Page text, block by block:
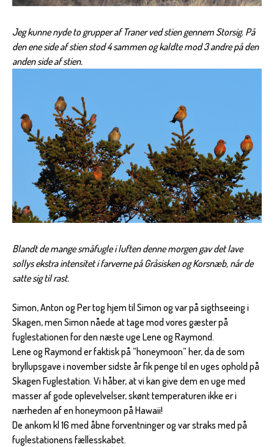
Jeg kunne nyde to grupper af Traner ved stien gennem Storsig. På
den ene side af stien stod 4 sammen og kaldte mod 3 andre på den
anden side af stien.
Blandt de mange småfugle i luften denne morgen gav det lave
sollys ekstra intensitet i farverne på Gråsisken og Korsnæb, når de
satte sig til rast.
Simon, Anton og Per tog hjem til Simon og var på sigthseeing i
Skagen, men Simon nåede at tage mod vores gæster på
fuglestationen for den næste uge Lene og Raymond.
Lene og Raymond er faktisk på ”honeymoon” her, da de som
bryllupsgave i november sidste år fik penge til en uges ophold på
Skagen Fuglestation. Vi håber, at vi kan give dem en uge med
masser af gode oplevelvelser, skønt temperaturen ikke er i
nærheden af en honeymoon på Hawaii!
De ankom kl 16 med åbne forventninger og var straks med på
fuglestationens fællesskabet.